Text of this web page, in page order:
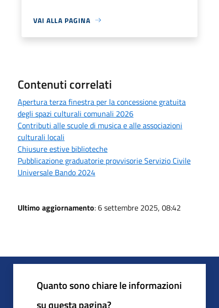
VAI ALLA PAGINA
Contenuti correlati
Apertura terza finestra per la concessione gratuita
degli spazi culturali comunali 2026
Contributi alle scuole di musica e alle associazioni
culturali locali
Chiusure estive biblioteche
Pubblicazione graduatorie provvisorie Servizio Civile
Universale Bando 2024
Ultimo aggiornamento: 6 settembre 2025, 08:42
Quanto sono chiare le informazioni
su questa pagina?